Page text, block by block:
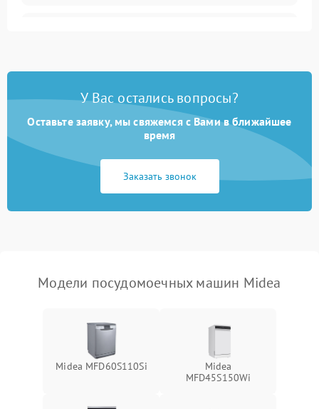
Проблемы с набором
Не работает сушилка 2100 ₽ Подробнее →
Сбои в работе таймера 1700 ₽
У Вас остались вопросы?
Оставьте заявку, мы свяжемся с Вами в ближайшее
время
Заказать звонок
Модели посудомоечных машин Midea
Midea MFD60S110Si
Midea
MFD45S150Wi